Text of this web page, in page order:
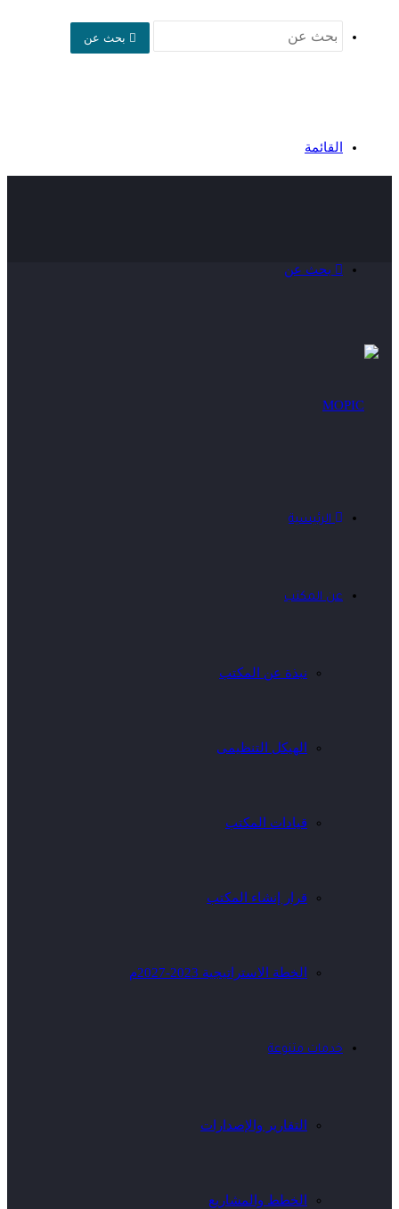
بحث عن
القائمة
بحث عن
الرئيسية
عن المكتب
نبذة عن المكتب
الهيكل التنظيمى
قيادات المكتب
قرار إنشاء المكتب
الخطة الاستراتيجية 2023-2027م
خدمات متنوعة
التقارير والإصدارات
الخطط والمشاريع